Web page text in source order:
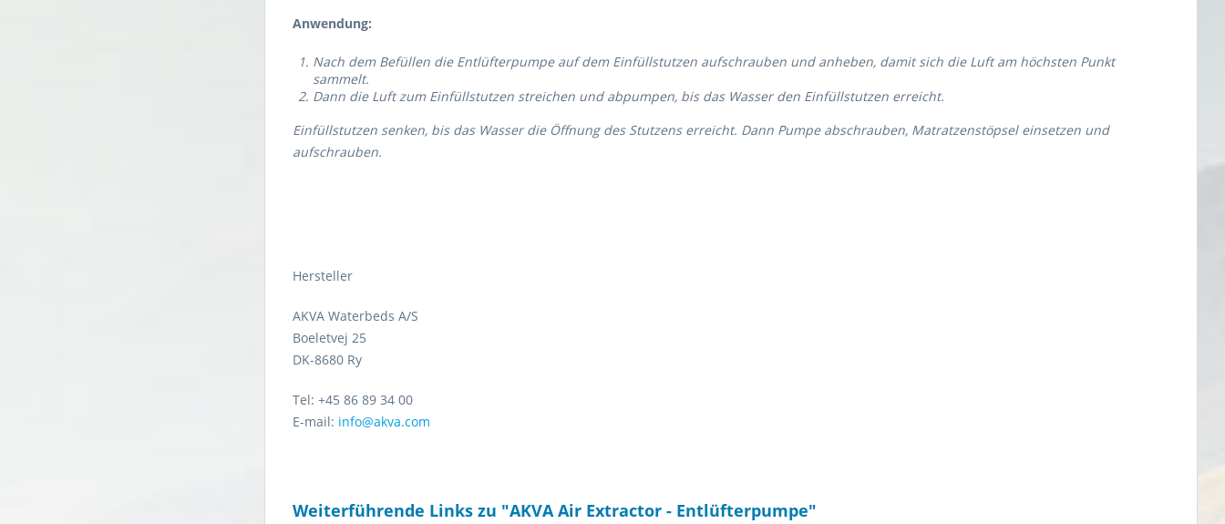
Anwendung:
Nach dem Befüllen die Entlüfterpumpe auf dem Einfüllstutzen aufschrauben und anheben, damit sich die Luft am höchsten Punkt
sammelt.
Dann die Luft zum Einfüllstutzen streichen und abpumpen, bis das Wasser den Einfüllstutzen erreicht.
Einfüllstutzen senken, bis das Wasser die Öffnung des Stutzens erreicht. Dann Pumpe abschrauben, Matratzenstöpsel einsetzen und
aufschrauben.
Hersteller
AKVA Waterbeds A/S
Boeletvej 25
DK-8680 Ry
Tel: +45 86 89 34 00
E-mail: info@akva.com
Weiterführende Links zu "AKVA Air Extractor - Entlüfterpumpe"